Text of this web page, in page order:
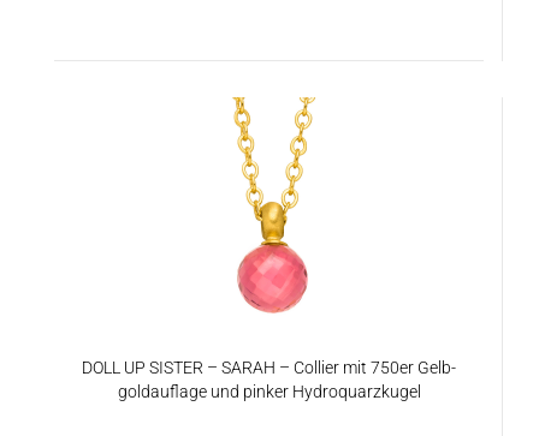
DOLL UP SIS­TER – SARAH – Col­lier mit 750er Gelb­
gold­auf­la­ge und pin­ker Hy­dro­quarz­ku­gel